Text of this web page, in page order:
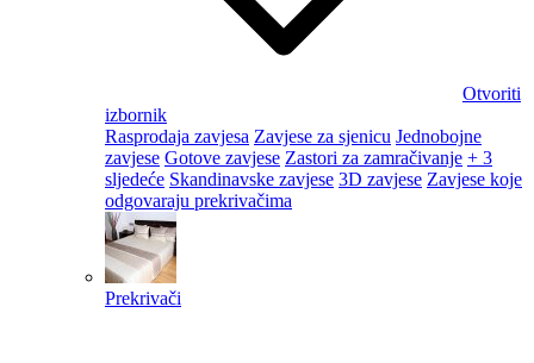
Otvoriti
izbornik
Rasprodaja zavjesa Zavjese za sjenicu Jednobojne
zavjese Gotove zavjese Zastori za zamračivanje + 3
sljedeće Skandinavske zavjese 3D zavjese Zavjese koje
odgovaraju prekrivačima
Prekrivači